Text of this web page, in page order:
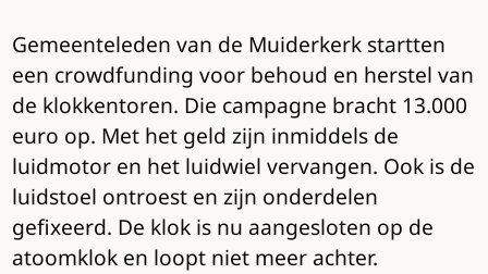
Gemeenteleden van de Muiderkerk startten
een crowdfunding voor behoud en herstel van
de klokkentoren. Die campagne bracht 13.000
euro op. Met het geld zijn inmiddels de
luidmotor en het luidwiel vervangen. Ook is de
luidstoel ontroest en zijn onderdelen
gefixeerd. De klok is nu aangesloten op de
atoomklok en loopt niet meer achter.